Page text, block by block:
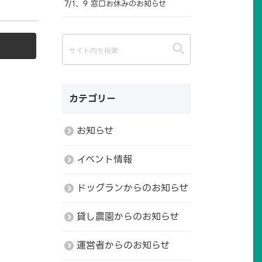
7/1、9 窓口お休みのお知らせ
カテゴリー
お知らせ
イベント情報
ドッグランからのお知らせ
貸し農園からのお知らせ
運営者からのお知らせ